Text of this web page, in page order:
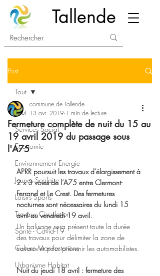
Tallende
Post
Tout
Services Social
Economie
Environnement Energie
Jeunes Scolaire
Loisirs Sports
Travaux Circulation
Santé - Covid-19
Culture Manifestations
Urbanisme Habitat
Tout
Fermeture complète de nuit du 15 au
19 avril 2019 du passage sous
l'A75
commune de Tallende
13 avr. 2019 1 min de lecture
APRR poursuit les travaux d’élargissement à
2 x 3 voies de l’A75 entre Clermont-
Ferrand et Le Crest. Des fermetures
nocturnes sont nécessaires du lundi 15
avril au vendredi 19 avril.
Un balisage sera présent toute la durée
des travaux pour délimiter la zone de
travaux et pour prévenir les automobilistes.
Nuit du jeudi 18 avril : fermeture des